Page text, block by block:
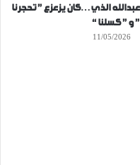
عبدالله الذي…كان يزعزع ” تحجرنا
” و ” كسلنا “
11/05/2026